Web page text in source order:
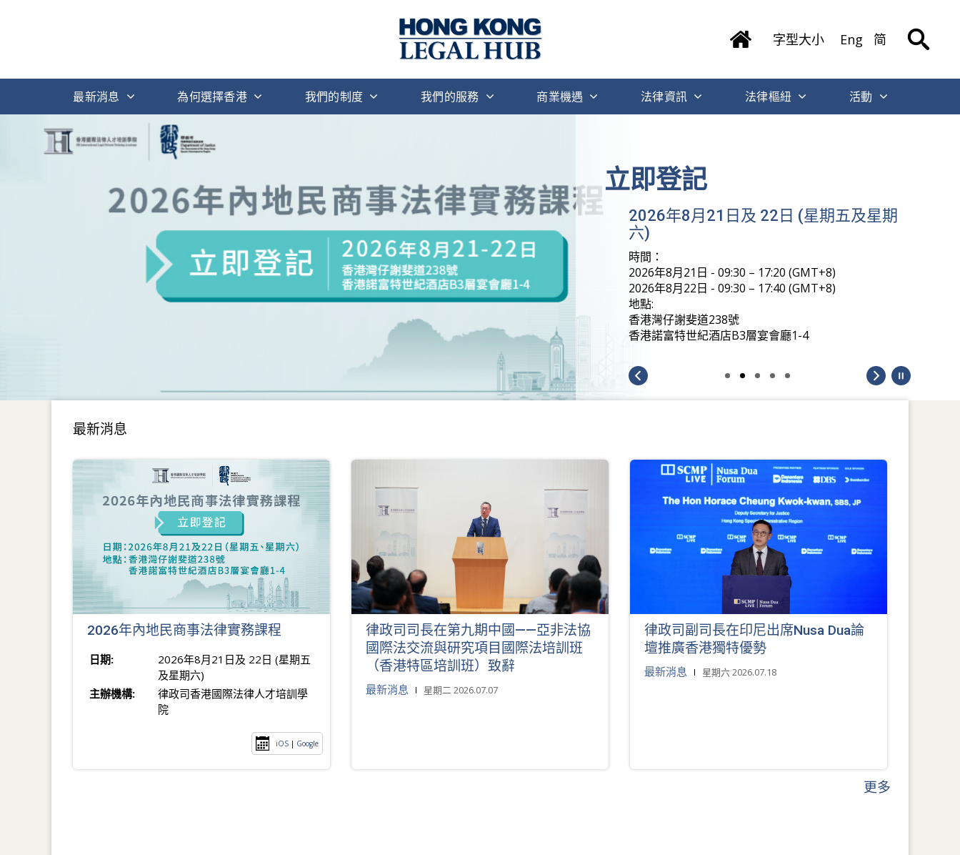
字型大小 Eng 简
最新消息 為何選擇香港 我們的制度 我們的服務 商業機遇 法律資訊 法律樞紐 活動
立即登記
2026年8月21日及 22日 (星期五及星期
六)
時間：
2026年8月21日 - 09:30 – 17:20 (GMT+8)
2026年8月22日 - 09:30 – 17:40 (GMT+8)
地點:
香港灣仔謝斐道238號
香港諾富特世紀酒店B3層宴會廳1-4
最新消息
2026年內地民商事法律實務課程
日期:
2026年8月21日及 22日 (星期五
及星期六)
主辦機構:
律政司香港國際法律人才培訓學
院
iOS | Google
律政司司長在第九期中國——亞非法協
國際法交流與研究項目國際法培訓班
（香港特區培訓班）致辭
最新消息 星期二 2026.07.07
律政司副司長在印尼出席Nusa Dua論
壇推廣香港獨特優勢
最新消息 星期六 2026.07.18
更多